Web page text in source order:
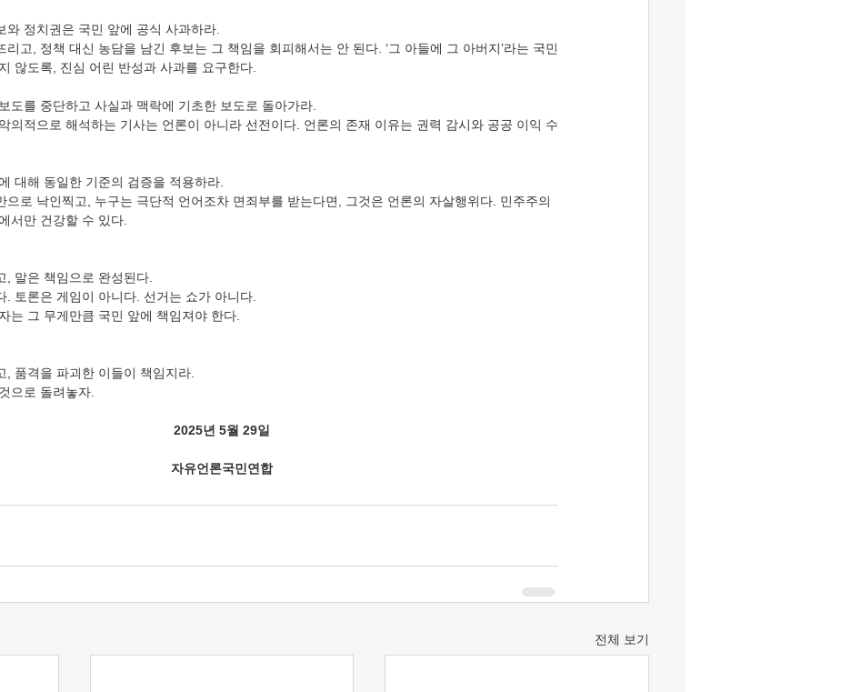
와 정치권은 국민 앞에 공식 사과하라.
리고, 정책 대신 농담을 남긴 후보는 그 책임을 회피해서는 안 된다. ‘그 아들에 그 아버지’라는 국민
않도록, 진심 어린 반성과 사과를 요구한다.
도를 중단하고 사실과 맥락에 기초한 보도로 돌아가라.
의적으로 해석하는 기사는 언론이 아니라 선전이다. 언론의 존재 이유는 권력 감시와 공공 이익 수
대해 동일한 기준의 검증을 적용하라.
으로 낙인찍고, 누구는 극단적 언어조차 면죄부를 받는다면, 그것은 언론의 자살행위다. 민주주의
서만 건강할 수 있다.
, 말은 책임으로 완성된다.
. 토론은 게임이 아니다. 선거는 쇼가 아니다.
는 그 무게만큼 국민 앞에 책임져야 한다.
, 품격을 파괴한 이들이 책임지라.
으로 돌려놓자.
2025년 5월 29일
자유언론국민연합
전체 보기